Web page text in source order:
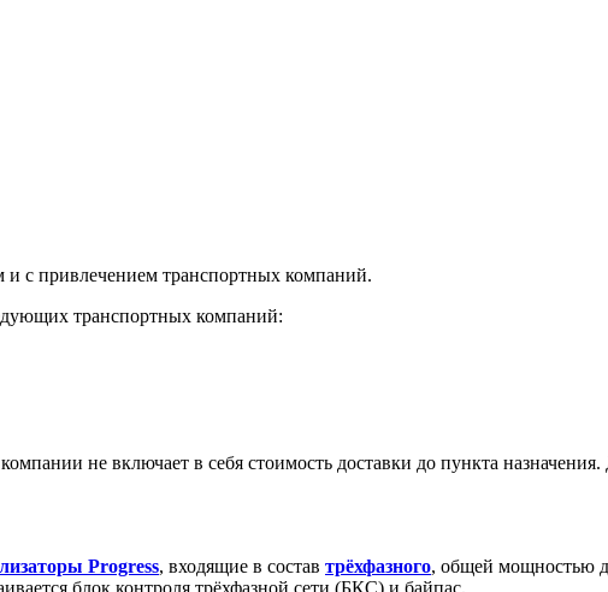
и с привлечением транспортных компаний.
транспортных компаний:
не включает в себя стоимость доставки до пункта
Progress, входящие в состав трёхфазного, общей мощностью
блок контроля трёхфазной сети (БКС) и байпас.